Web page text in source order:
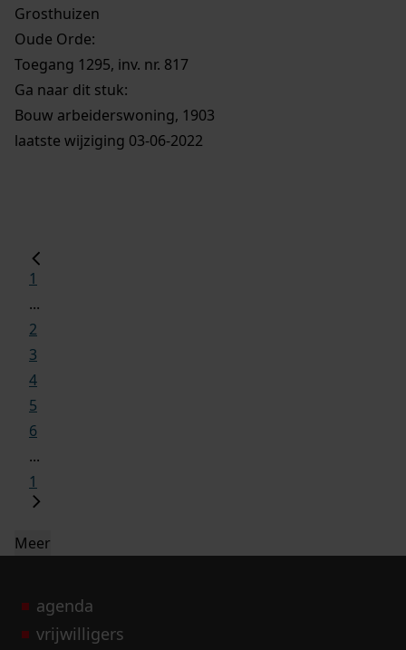
Grosthuizen
Oude Orde:
Toegang 1295, inv. nr. 817
Ga naar dit stuk:
Bouw arbeiderswoning, 1903
laatste wijziging 03-06-2022
1
...
2
3
4
5
6
...
1
Meer
agenda
vrijwilligers